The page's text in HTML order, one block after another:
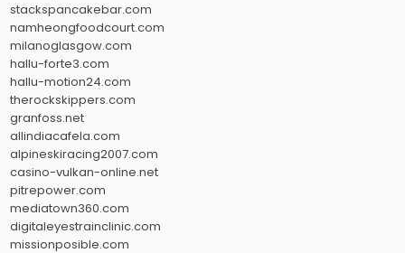
stackspancakebar.com
namheongfoodcourt.com
milanoglasgow.com
hallu-forte3.com
hallu-motion24.com
therockskippers.com
granfoss.net
allindiacafela.com
alpineskiracing2007.com
casino-vulkan-online.net
pitrepower.com
mediatown360.com
digitaleyestrainclinic.com
missionposible.com